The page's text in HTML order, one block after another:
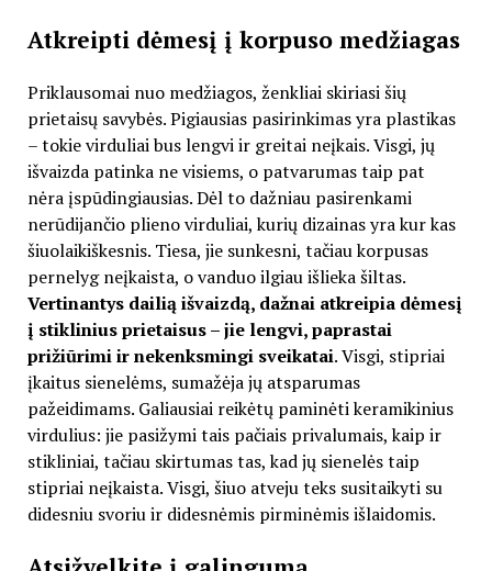
Atkreipti dėmesį į korpuso medžiagas
Priklausomai nuo medžiagos, ženkliai skiriasi šių
prietaisų savybės. Pigiausias pasirinkimas yra plastikas
– tokie virduliai bus lengvi ir greitai neįkais. Visgi, jų
išvaizda patinka ne visiems, o patvarumas taip pat
nėra įspūdingiausias. Dėl to dažniau pasirenkami
nerūdijančio plieno virduliai, kurių dizainas yra kur kas
šiuolaikiškesnis. Tiesa, jie sunkesni, tačiau korpusas
pernelyg neįkaista, o vanduo ilgiau išlieka šiltas.
Vertinantys dailią išvaizdą, dažnai atkreipia dėmesį
į stiklinius prietaisus – jie lengvi, paprastai
prižiūrimi ir nekenksmingi sveikatai. Visgi, stipriai
įkaitus sienelėms, sumažėja jų atsparumas
pažeidimams. Galiausiai reikėtų paminėti keramikinius
virdulius: jie pasižymi tais pačiais privalumais, kaip ir
stikliniai, tačiau skirtumas tas, kad jų sienelės taip
stipriai neįkaista. Visgi, šiuo atveju teks susitaikyti su
didesniu svoriu ir didesnėmis pirminėmis išlaidomis.